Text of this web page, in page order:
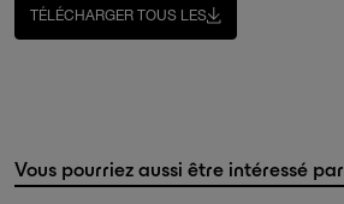
TÉLÉCHARGER TOUS LES
Vous pourriez aussi être intéressé par